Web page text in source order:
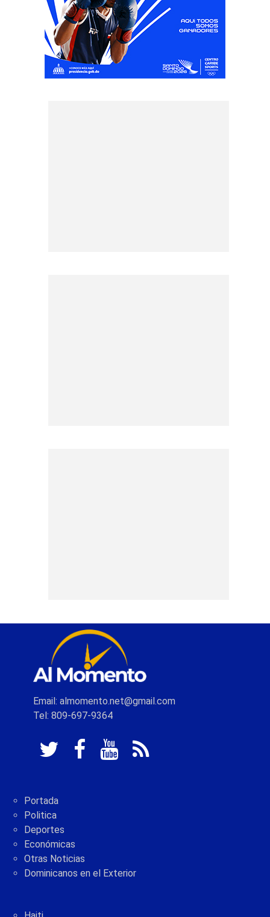
Email: almomento.net@gmail.com
Tel: 809-697-9364
Portada
Politica
Deportes
Económicas
Otras Noticias
Dominicanos en el Exterior